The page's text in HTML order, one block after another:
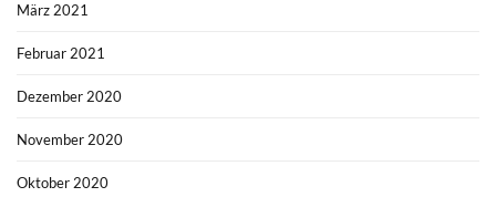
März 2021
Februar 2021
Dezember 2020
November 2020
Oktober 2020